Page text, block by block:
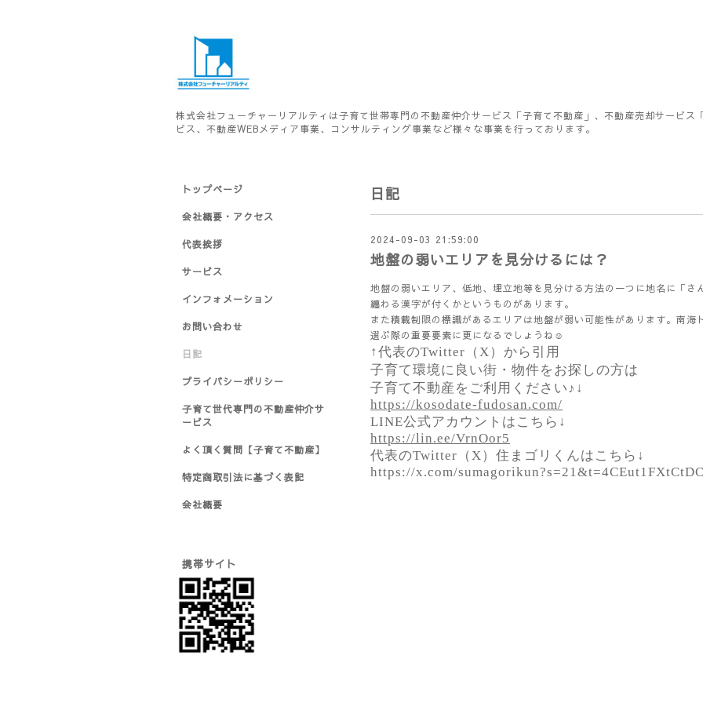
株式会社フューチャーリアルティは子育て世帯専門の不動産仲介サービス「子育て不動産」、不動産売却サービス
ビス、不動産WEBメディア事業、コンサルティング事業など様々な事業を行っております。
日記
2024-09-03 21:59:00
地盤の弱いエリアを見分けるには？
地盤の弱いエリア、低地、埋立地等を見分ける方法の一つに地名に「さ
纏わる漢字が付くかというものがあります。
また積載制限の標識があるエリアは地盤が弱い可能性があります。南海
選ぶ際の重要要素に更になるでしょうね☺️
↑代表のTwitter（X）から引用
子育て環境に良い街・物件をお探しの方は
子育て不動産をご利用ください♪↓
https://kosodate-fudosan.com/
LINE公式アカウントはこちら↓
https://lin.ee/VrnOor5
代表のTwitter（X）住まゴリくんはこちら↓
https://x.com/
トップページ
会社概要・アクセス
代表挨拶
サービス
インフォメーション
お問い合わせ
日記
プライバシーポリシー
子育て世代専門の不動産仲介サ
ービス
よく頂く質問【子育て不動産】
特定商取引法に基づく表記
会社概要
携帯サイト